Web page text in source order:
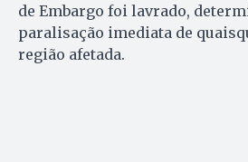
de Embargo foi lavrado,
paralisação imediata de
região afetada.